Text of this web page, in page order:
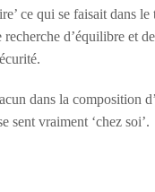
ce qui se faisait dans
d’équilibre et
dans la composition
sent vraiment ‘chez soi’.